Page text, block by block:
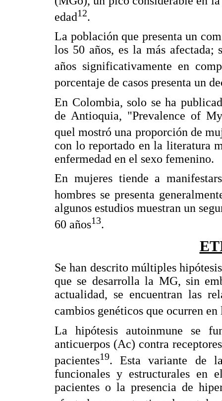
edad12.
La población que presenta un
los 50 años, es la más
años significativamente en
porcentaje de casos presenta un
En Colombia, solo se ha
de Antioquia, "Prevalence of
quel mostró una proporción de
con lo reportado en la literatura
enfermedad en el sexo femenino.
En mujeres tiende a
hombres se presenta
algunos estudios muestran un
60 años13.
Se han descrito múltiples
que se desarrolla la MG, sin
actualidad, se encuentran las
cambios genéticos que ocurren
La hipótesis autoinmune se
anticuerpos (Ac) contra
pacientes19. Esta variante de
funcionales y estructurales
pacientes o la presencia de